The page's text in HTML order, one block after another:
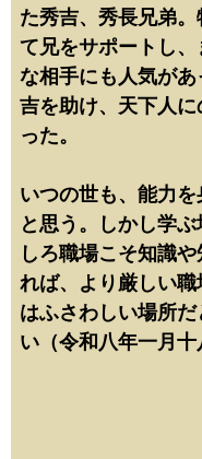
た秀吉、秀長兄弟
て兄をサポートし
な相手にも人気が
吉を助け、天下人
った。
いつの世も、能力
と思う。しかし学
しろ職場こそ知識
れば、より厳しい
はふさわしい場所
い（令和八年一月十